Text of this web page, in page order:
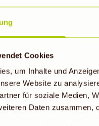
Cookies
um Inhalte und
Website zu
für soziale Medien,
Daten zusammen,
es derzeit
für ein